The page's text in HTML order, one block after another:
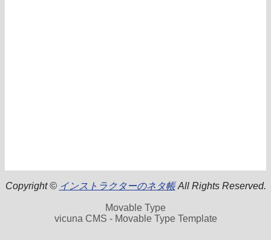
Copyright © インストラクターのネタ帳All Rights Reserved.
Movable Type
vicuna CMS - Movable Type Template